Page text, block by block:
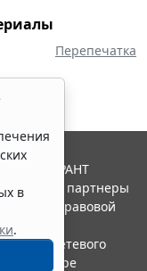
Перепечатка
в
.
ГАРАНТ
и ее партнеры
правовой
сетевого
в сфере